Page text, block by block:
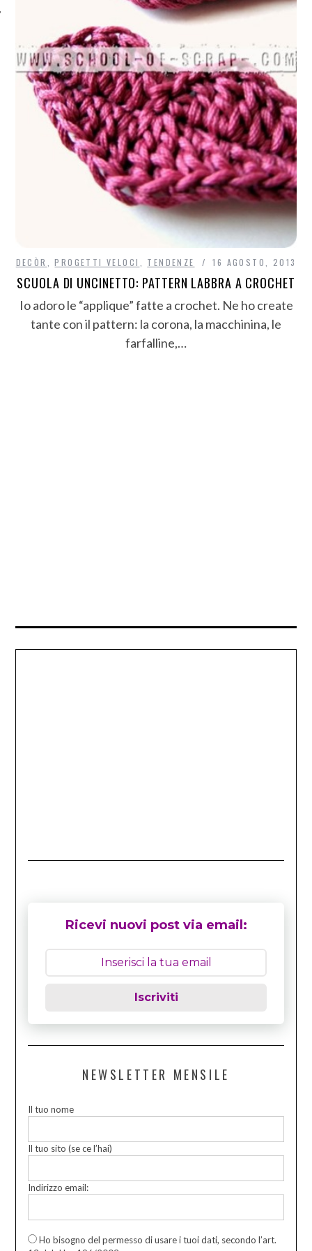
DECÒR ,PROGETTI VELOCI TENDENZE 16 AGOSTO, 2013
SCUOLA DI UNCINETTO: PATTERN LABBRA A CROCHET
Io adoro le “applique” fatte a crochet. Ne ho create
tante con il pattern: la corona, la macchinina, le
farfalline,…
Ricevi nuovi post via email:
Iscriviti
NEWSLETTER MENSILE
Il tuo nome
Il tuo sito (se ce l’hai)
Indirizzo email:
Ho bisogno del permesso di usare i tuoi dati, secondo l’art.